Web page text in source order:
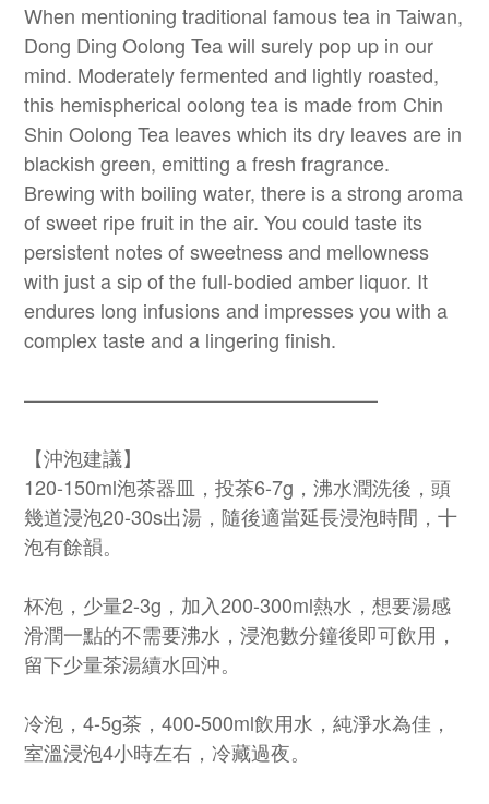
When mentioning traditional famous tea in Taiwan,
Dong Ding Oolong Tea will surely pop up in our
mind. Moderately fermented and lightly roasted,
this hemispherical oolong tea is made from Chin
Shin Oolong Tea leaves which its dry leaves are in
blackish green, emitting a fresh fragrance.
Brewing with boiling water, there is a strong aroma
of sweet ripe fruit in the air. You could taste its
persistent notes of sweetness and mellowness
with just a sip of the full-bodied amber liquor. It
endures long infusions and impresses you with a
complex taste and a lingering finish.
——————————————————
【沖泡建議】
120-150ml泡茶器皿，投茶6-7g，沸水潤洗後，頭
幾道浸泡20-30s出湯，隨後適當延長浸泡時間，十
泡有餘韻。
杯泡，少量2-3g，加入200-300ml熱水，想要湯感
滑潤一點的不需要沸水，浸泡數分鐘後即可飲用，
留下少量茶湯續水回沖。
冷泡，4-5g茶，400-500ml飲用水，純淨水為佳，
室溫浸泡4小時左右，冷藏過夜。